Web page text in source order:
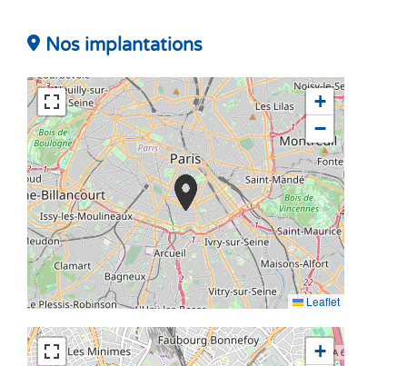
Nos implantations
+
−
Leaflet
+